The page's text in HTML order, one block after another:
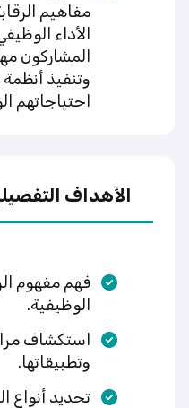
مفاهيم
الأداء
المشاركون
وتنفيذ
احتياجاتهم
الأهداف
فهم مفهوم
الوظيفية.
استكشاف
وتطبيقاتها.
تحديد أنواع